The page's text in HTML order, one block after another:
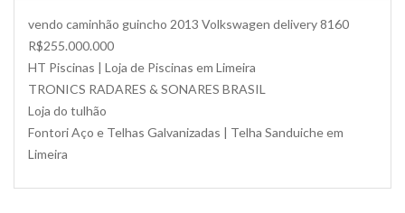
vendo caminhão guincho 2013 Volkswagen delivery 8160
R$255.000.000
HT Piscinas | Loja de Piscinas em Limeira
TRONICS RADARES & SONARES BRASIL
Loja do tulhão
Fontori Aço e Telhas Galvanizadas | Telha Sanduiche em
Limeira